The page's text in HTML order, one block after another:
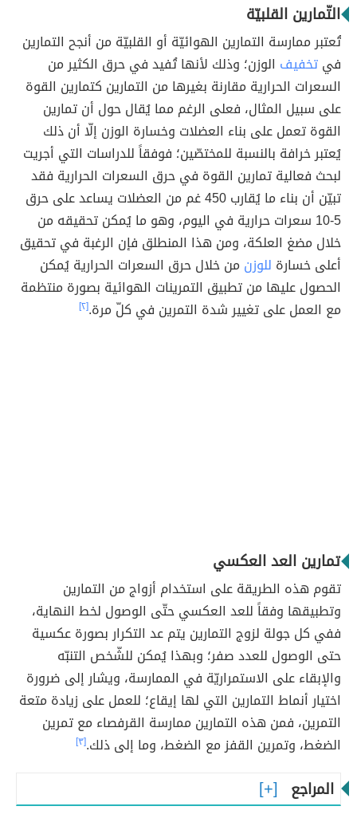
التّمارين القلبيّة
تُعتبر ممارسة التمارين الهوائيّة أو القلبيّة من أنجح التمارين
فيتخفيف الوزن؛ وذلك لأنها تُفيد في حرق الكثير من
السعرات الحرارية مقارنة بغيرها من التمارين كتمارين القوة
على سبيل المثال، فعلى الرغم مما يُقال حول أن تمارين
القوة تعمل على بناء العضلات وخسارة الوزن إلّا أن ذلك
يُعتبر خرافة بالنسبة للمختصّين؛ فوفقاً للدراسات التي أجريت
لبحث فعالية تمارين القوة في حرق السعرات الحرارية فقد
تبيّن أن بناء ما يُقارب 450 غم من العضلات يساعد على حرق
5-10 سعرات حرارية في اليوم، وهو ما يُمكن تحقيقه من
خلال مضغ العلكة، ومن هذا المنطلق فإن الرغبة في تحقيق
أعلى خسارة للوزن من خلال حرق السعرات الحرارية يُمكن
الحصول عليها من تطبيق التمرينات الهوائية بصورة منتظمة
مع العمل على تغيير شدة التمرين في كلّ مرة.[٢]
تمارين العد العكسي
تقوم هذه الطريقة على استخدام أزواج من التمارين
وتطبيقها وفقاً للعد العكسي حتّى الوصول لخط النهاية،
ففي كل جولة لزوج التمارين يتم عد التكرار بصورة عكسية
حتى الوصول للعدد صفر؛ وبهذا يُمكن للشّخص التنبّه
والإبقاء على الاستمراريّة في الممارسة، ويشار إلى ضرورة
اختيار أنماط التمارين التي لها إيقاع؛ للعمل على زيادة متعة
التمرين، فمن هذه التمارين ممارسة القرفصاء مع تمرين
الضغط، وتمرين القفز مع الضغط، وما إلى ذلك.[٣]
المراجع